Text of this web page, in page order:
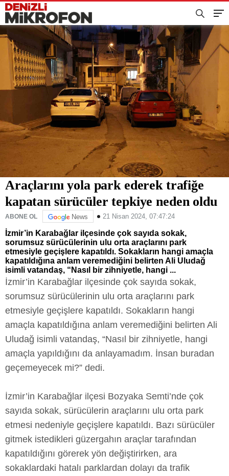
Araçlarını yola park ederek trafiğe
kapatan sürücüler tepkiye neden oldu
ABONE OL News 21 Nisan 2024, 07:47:24
İzmir’in Karabağlar ilçesinde çok sayıda sokak,
sorumsuz sürücülerinin ulu orta araçlarını park
etmesiyle geçişlere kapatıldı. Sokakların hangi amaçla
kapatıldığına anlam veremediğini belirten Ali Uludağ
isimli vatandaş, “Nasıl bir zihniyetle, hangi ...
İzmir’in Karabağlar ilçesinde çok sayıda sokak,
sorumsuz sürücülerinin ulu orta araçlarını park
etmesiyle geçişlere kapatıldı. Sokakların hangi
amaçla kapatıldığına anlam veremediğini belirten Ali
Uludağ isimli vatandaş, “Nasıl bir zihniyetle, hangi
amaçla yapıldığını da anlayamadım. İnsan buradan
geçemeyecek mi?” dedi.
İzmir’in Karabağlar ilçesi Bozyaka Semti’nde çok
sayıda sokak, sürücülerin araçlarını ulu orta park
etmesi nedeniyle geçişlere kapatıldı. Bazı sürücüler
gitmek istedikleri güzergahın araçlar tarafından
kapatıldığını görerek yön değiştirirken, ara
sokaklardaki hatalı parklardan dolayı da trafik